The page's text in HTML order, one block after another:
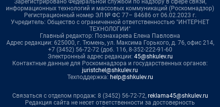
Зарегистрировано Федеральной службой по надзору в сфере связи,
информационных технологий и массовых коммуникаций (Роскомнадзор)
Регистрационный номер ЭЛ № ФС 77– 84686 от 06.02.2023 г.
Учредитель: Общество с ограниченной ответственностью "ИНТЕРНЕТ
ТЕХНОЛОГИИ"
Главный редактор: Познахарева Елена Павловна
Адрес редакции: 625000, г. Тюмень, ул. Максима Горького, д. 76, офис 214,
+7 (3452) 56-72-72 (доб. 116, 8-352-222-91-60
Электронный адрес редакции: 45@shkulev.ru
Контактные данные для Роскомнадзора и государственных органов:
juristchel@shkulev.ru
Техподдержка: help@shkulev.ru
Связаться с отделом продаж: 8 (3452) 56-72-72, reklama45@shkulev.ru
Редакция сайта не несет ответственности за достоверность